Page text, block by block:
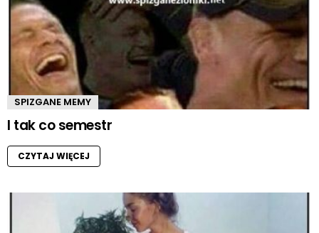
SPIZGANE MEMY
I tak co semestr
CZYTAJ WIĘCEJ